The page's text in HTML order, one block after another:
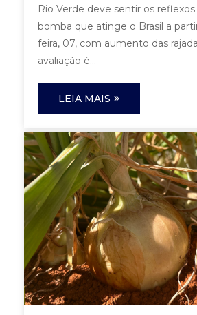
Rio Verde deve sentir os
bomba que atinge o Brasil a
feira, 07, com aumento das
avaliação é...
LEIA MAIS